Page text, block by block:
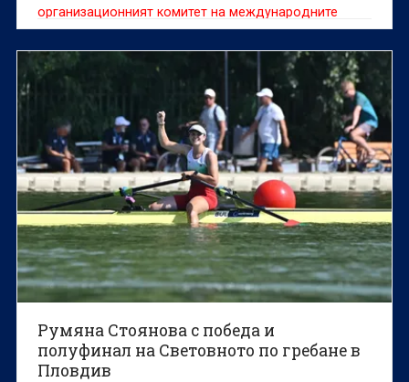
организационният комитет на международните
домакинства в Пловдив почетоха първите
олимпийски шампиони и медалисти на България в
гребането.
Румяна Стоянова с победа и
полуфинал на Световното по гребане в
Пловдив